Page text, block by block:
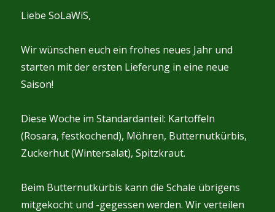
Liebe SoLaWiS,
Wir wünschen euch ein frohes neues Jahr und
starten mit der ersten Lieferung in eine neue
Saison!
Diese Woche im Standardanteil: Kartoffeln
(Rosara, festkochend), Möhren, Butternutkürbis,
Zuckerhut (Wintersalat), Spitzkraut.
Beim Butternutkürbis kann die Schale übrigens
mitgekocht und -gegessen werden. Wir verteilen